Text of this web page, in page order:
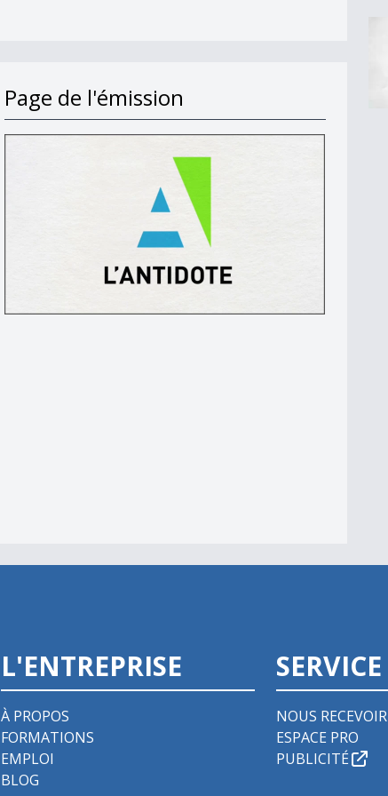
Page de l'émission
L'ENTREPRISE
À PROPOS
FORMATIONS
EMPLOI
BLOG
SERVICE
NOUS RECEVOIR
ESPACE PRO
PUBLICITÉ